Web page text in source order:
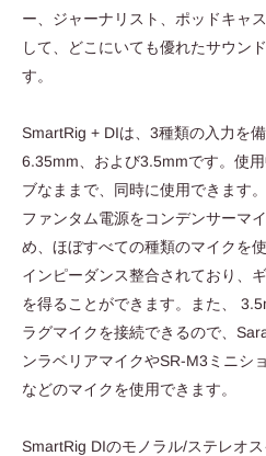
ー、ジャーナリスト、ポッドキャ
して、どこにいても優れたサウン
す。
SmartRig + DIは、3種類の入力を
6.35mm、および3.5mmです。使
ブなままで、同時に使用できます
ファンタム電源をコンデンサーマ
め、ほぼすべての種類のマイクを
インピーダンス整合されており、
を得ることができます。また、
ラグマイクを接続できるので、
ンラベリアマイクやSR-M3ミニシ
などのマイクを使用できます。
SmartRig DIのモノラル/ステレオ